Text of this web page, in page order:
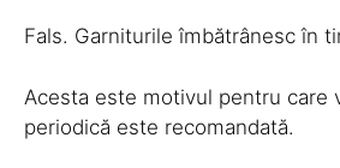
Fals. Garniturile îmbătrânesc în
Acesta este motivul pentru care
periodică este recomandată.